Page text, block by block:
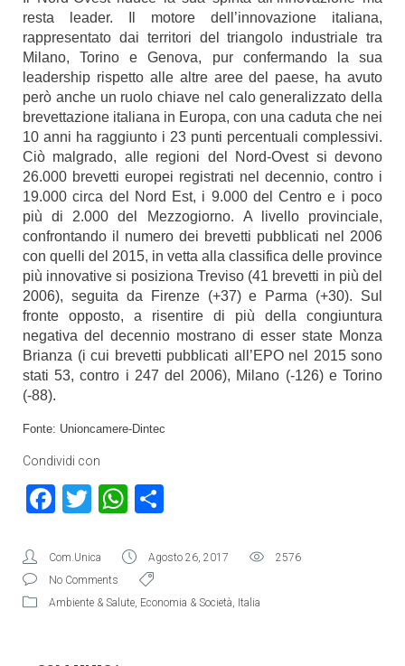
resta leader.
Il motore dell’innovazione italiana,
rappresentato dai territori del triangolo industriale tra
Milano, Torino e Genova, pur confermando la sua
leadership rispetto alle altre aree del paese, ha avuto
però anche un ruolo chiave nel calo generalizzato della
brevettazione italiana in Europa, con una caduta che nei
10 anni ha raggiunto i 23 punti percentuali complessivi.
Ciò malgrado, alle regioni del Nord-Ovest si devono
26.000 brevetti europei registrati nel decennio, contro i
19.000 circa del Nord Est, i 9.000 del Centro e i poco
più di 2.000 del Mezzogiorno. A livello provinciale,
confrontando il numero dei brevetti pubblicati nel 2006
con quelli del 2015, in vetta alla classifica delle province
più innovative si posiziona Treviso (41 brevetti in più del
2006), seguita da Firenze (+37) e Parma (+30). Sul
fronte opposto, a risentire di più della congiuntura
negativa del decennio mostrano di esser state Monza
Brianza (i cui brevetti pubblicati all’EPO nel 2015 sono
stati 53, contro i 247 del 2006), Milano (-126) e Torino
(-88).
Fonte: Unioncamere-Dintec
Condividi con
Facebook
TwitterWhatsApp
Com.Unica Agosto 26, 2017
2576
No Comments
Ambiente & Salute, Economia & Società, Italia